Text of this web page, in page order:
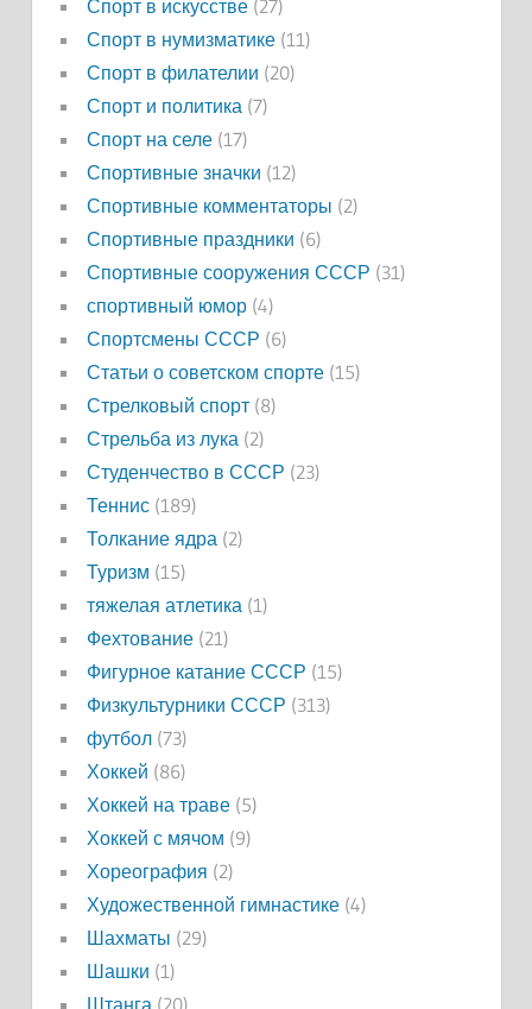
Спорт в искусстве(27)
Спорт в нумизматике(11)
Спорт в филателии (20)
Спорт и политика (7)
Спорт на селе(17)
Спортивные значки (12)
Спортивные комментаторы (2)
Спортивные праздники (6)
Спортивные сооружения СССР (31)
спортивный юмор(4)
Спортсмены СССР (6)
Статьи о советском спорте(15)
Стрелковый спорт(8)
Стрельба из лука (2)
Студенчество в СССР (23)
Теннис(189)
Толкание ядра (2)
Туризм (15)
тяжелая атлетика (1)
Фехтование(21)
Фигурное катание СССР (15)
Физкультурники СССР (313)
футбол(73)
Хоккей (86)
Хоккей на траве(5)
Хоккей с мячом (9)
Хореография (2)
Художественной гимнастике(4)
Шахматы (29)
Шашки (1)
Штанга (20)